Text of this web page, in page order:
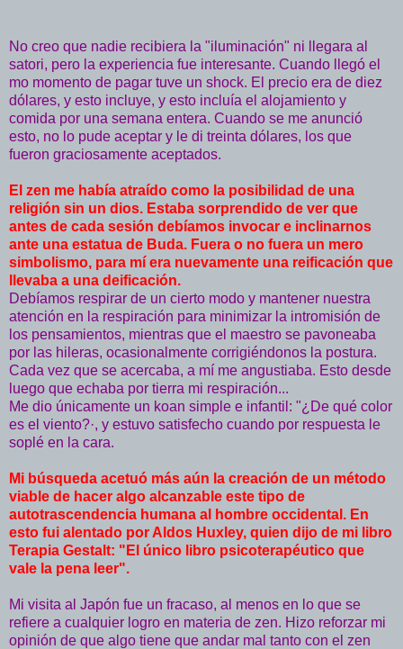
No creo que nadie recibiera la "iluminación" ni llegara al
satori, pero la experiencia fue interesante. Cuando llegó el
mo momento de pagar tuve un shock. El precio era de diez
dólares, y esto incluye, y esto incluía el alojamiento y
comida por una semana entera. Cuando se me anunció
esto, no lo pude aceptar y le di treinta dólares, los que
fueron graciosamente aceptados.
El zen me había atraído como la posibilidad de una
religión sin un dios. Estaba sorprendido de ver que
antes de cada sesión debíamos invocar e inclinarnos
ante una estatua de Buda. Fuera o no fuera un mero
simbolismo, para mí era nuevamente una reificación que
llevaba a una deificación.
Debíamos respirar de un cierto modo y mantener nuestra
atención en la respiración para minimizar la intromisión de
los pensamientos, mientras que el maestro se pavoneaba
por las hileras, ocasionalmente corrigiéndonos la postura.
Cada vez que se acercaba, a mí me angustiaba. Esto desde
luego que echaba por tierra mi respiración...
Me dio únicamente un koan simple e infantil: "¿De qué color
es el viento?·, y estuvo satisfecho cuando por respuesta le
soplé en la cara.
Mi búsqueda acetuó más aún la creación de un método
viable de hacer algo alcanzable este tipo de
autotrascendencia humana al hombre occidental. En
esto fui alentado por Aldos Huxley, quien dijo de mi libro
Terapia Gestalt: "El único libro psicoterapéutico que
vale la pena leer".
Mi visita al Japón fue un fracaso, al menos en lo que se
refiere a cualquier logro en materia de zen. Hizo reforzar mi
opinión de que algo tiene que andar mal tanto con el zen